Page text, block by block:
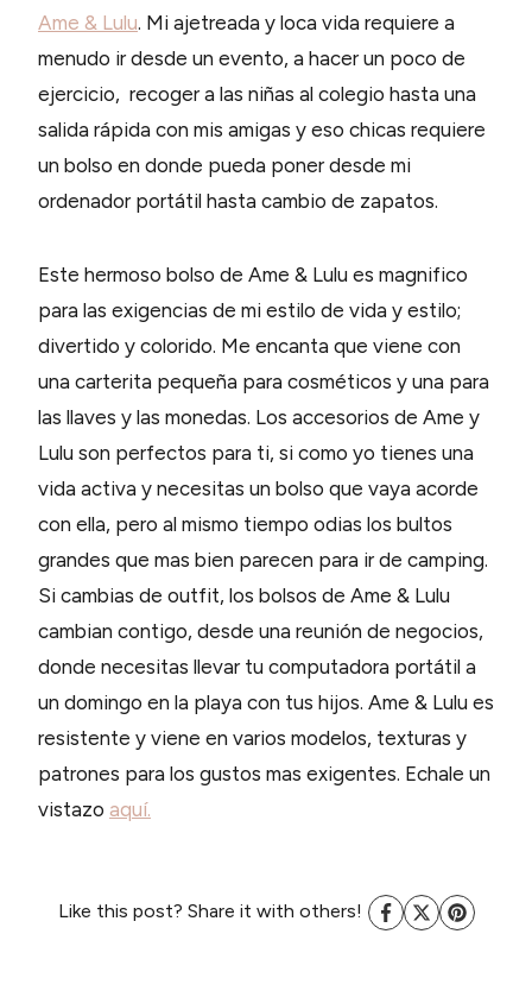
Ame & Lulu. Mi ajetreada y loca vida requiere a
menudo ir desde un evento, a hacer un poco de
ejercicio, recoger a las niñas al colegio hasta una
salida rápida con mis amigas y eso chicas requiere
un bolso en donde pueda poner desde mi
ordenador portátil hasta cambio de zapatos.
Este hermoso bolso de Ame & Lulu es magnifico
para las exigencias de mi estilo de vida y estilo;
divertido y colorido. Me encanta que viene con
una carterita pequeña para cosméticos y una para
las llaves y las monedas. Los accesorios de Ame y
Lulu son perfectos para ti, si como yo tienes una
vida activa y necesitas un bolso que vaya acorde
con ella, pero al mismo tiempo odias los bultos
grandes que mas bien parecen para ir de camping.
Si cambias de outfit, los bolsos de Ame & Lulu
cambian contigo, desde una reunión de negocios,
donde necesitas llevar tu computadora portátil a
un domingo en la playa con tus hijos. Ame & Lulu es
resistente y viene en varios modelos, texturas y
patrones para los gustos mas exigentes. Echale un
vistazo aquí.
Like this post? Share it with others!